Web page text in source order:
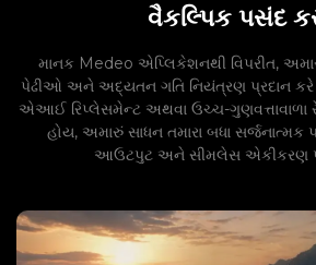
વૈકલ્પિક પસંદ
માનક Medeo એપ્લિકેશનથી વિપરીત,
પેઢીઓ અને અદ્યતન ગતિ નિયંત્રણ પ્રદાન કરે
એઆઈ રિપ્લેસમેન્ટ અથવા ઉચ્ચ-ગુણવત્તાવાળા
હોય, અમારું સાધન તમારા બધા સર્જનાત્મક
આઉટપુટ અને સીમલેસ એકીકરણ